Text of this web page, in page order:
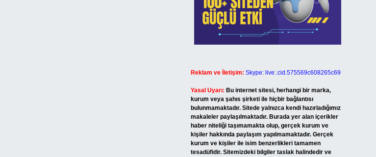
Reklam ve İletişim: Skype: live:.cid.575569c608265c69
Yasal Uyarı: Bu internet sitesi, herhangi bir marka,
kurum veya şahıs şirketi ile hiçbir bağlantısı
bulunmamaktadır. Sitede yalnızca kendi hazırladığımız
makaleler paylaşılmaktadır. Burada yer alan içerikler
haber niteliği taşımamakta olup, gerçek kurum ve
kişiler hakkında paylaşım yapılmamaktadır. Gerçek
kurum ve kişiler ile isim benzerlikleri tamamen
tesadüfidir. Sitemizdeki bilgiler taslak halindedir ve